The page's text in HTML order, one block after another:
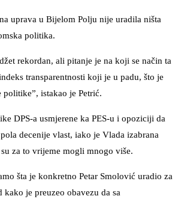
uprava u Bijelom Polju nije uradila ništa
politika.
rekordan, ali pitanje je na koji se način ta
transparentnosti koji je u padu, što je
istakao je Petrić.
DPS-a usmjerene ka PES-u i opoziciji da
decenije vlast, iako je Vlada izabrana
za to vrijeme mogli mnogo više.
šta je konkretno Petar Smolović uradio za
kako je preuzeo obavezu da sa